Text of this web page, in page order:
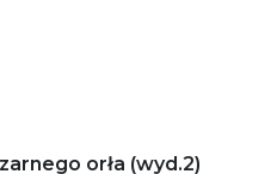
orła (wyd.2)